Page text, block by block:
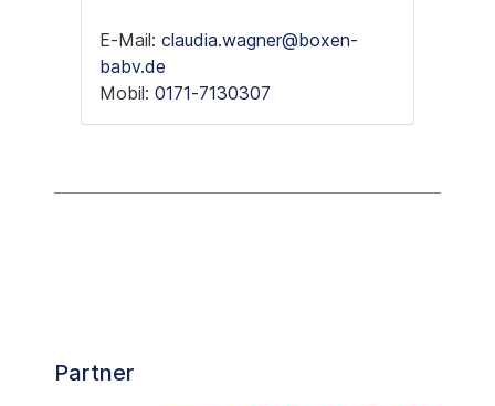
E-Mail: claudia.wagner@boxen-
babv.de
Mobil: 0171-7130307
Partner